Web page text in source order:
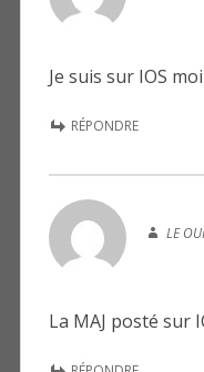
Je suis sur IOS moi
RÉPONDRE
LE
La MAJ posté sur